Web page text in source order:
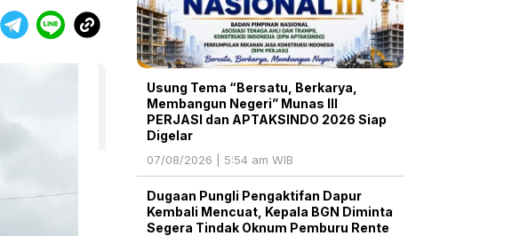
Usung Tema “Bersatu, Berkarya,
Membangun Negeri” Munas III
PERJASI dan APTAKSINDO 2026 Siap
Digelar
07/08/2026 | 5:54 am WIB
Dugaan Pungli Pengaktifan Dapur
Kembali Mencuat, Kepala BGN Diminta
Segera Tindak Oknum Pemburu Rente